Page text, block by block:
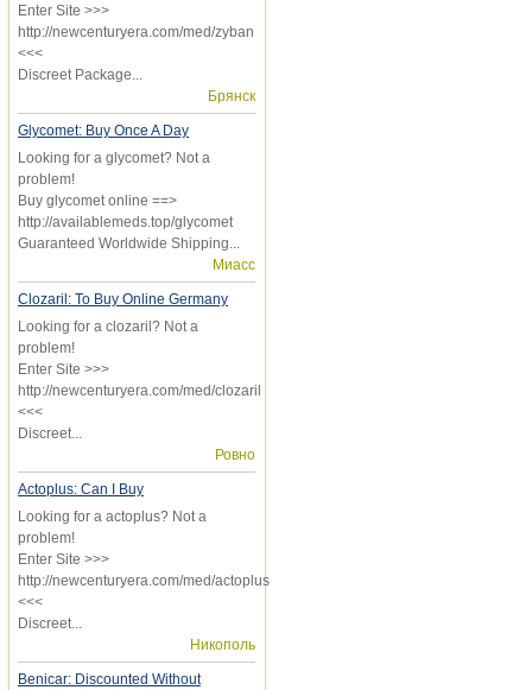
Enter Site >>>
http://newcenturyera.com/med/zyban
<<<
Discreet Package...
Брянск
Glycomet: Buy Once A Day
Looking for a glycomet? Not a
problem!
Buy glycomet online ==>
http://availablemeds.top/glycomet
Guaranteed Worldwide Shipping...
Миасс
Clozaril: To Buy Online Germany
Looking for a clozaril? Not a
problem!
Enter Site >>>
http://newcenturyera.com/med/clozaril
<<<
Discreet...
Ровно
Actoplus: Can I Buy
Looking for a actoplus? Not a
problem!
Enter Site >>>
http://newcenturyera.com/med/actoplus
<<<
Discreet...
Никополь
Benicar: Discounted Without